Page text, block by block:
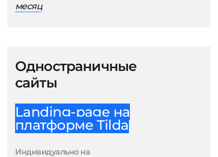
месяц
Одностраничные
сайты
Landing-page на
платформе Tilda
Индивидуально на